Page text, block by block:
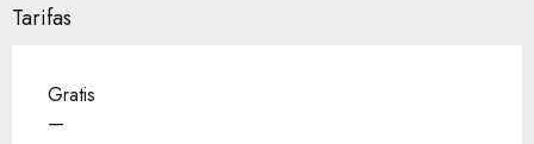
Tarifas
Gratis
—